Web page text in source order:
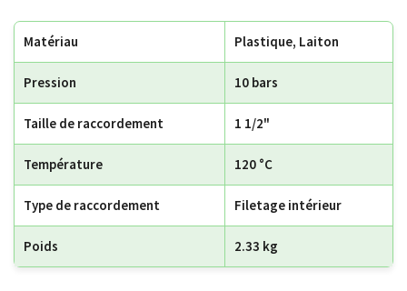
Matériau Plastique, Laiton
Pression 10 bars
Taille de raccordement 1 1/2"
Température 120 °C
Type de raccordement Filetage intérieur
Poids 2.33 kg